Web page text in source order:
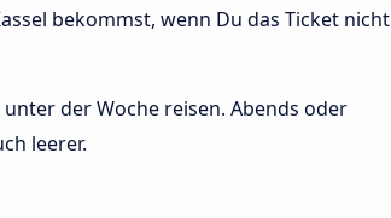
bekommst, wenn Du das Ticket nicht
der Woche reisen. Abends oder
leerer.